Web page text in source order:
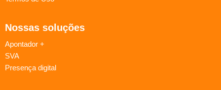
Nossas soluções
Apontador +
SVA
Presença digital